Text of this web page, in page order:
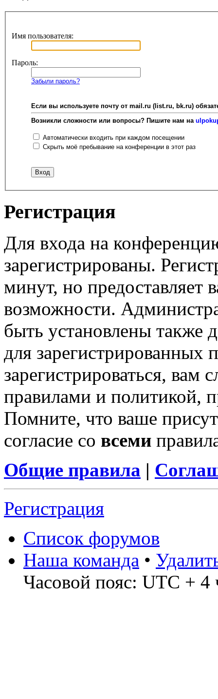
Имя пользователя:
Пароль:
Забыли пароль?
Если вы используете почту от mail.ru (list.ru, bk.ru)
Возникли сложности или вопросы? Пишите нам на
Автоматически входить при каждом посещении
Скрыть моё пребывание на конференции в этот раз
Регистрация
Для входа на
зарегистрированы.
минут, но предоставляет
возможности.
быть установлены также
для зарегистрированных
зарегистрироваться, вам
правилами и политикой,
Помните, что ваше
согласие со всеми
Общие правила |
Регистрация
Список форумов
Наша команда •
Часовой пояс: UTC + 4